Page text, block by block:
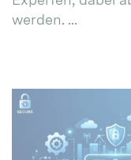
werden. ...